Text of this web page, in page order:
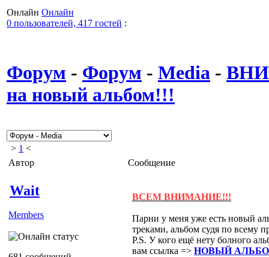
Онлайн Онлайн
0 пользователей, 417 гостей :
Форум - Форум - Media -
на новый альбом!!!
> 1 <
Автор
Сообщение
Wait
Members
ВСЕМ ВНИМАНИЕ!!!
Парни у меня уже есть новый
треками, альбом судя по всему
P.S. У кого ещё нету болного
вам ссылка => НОВЫЙ